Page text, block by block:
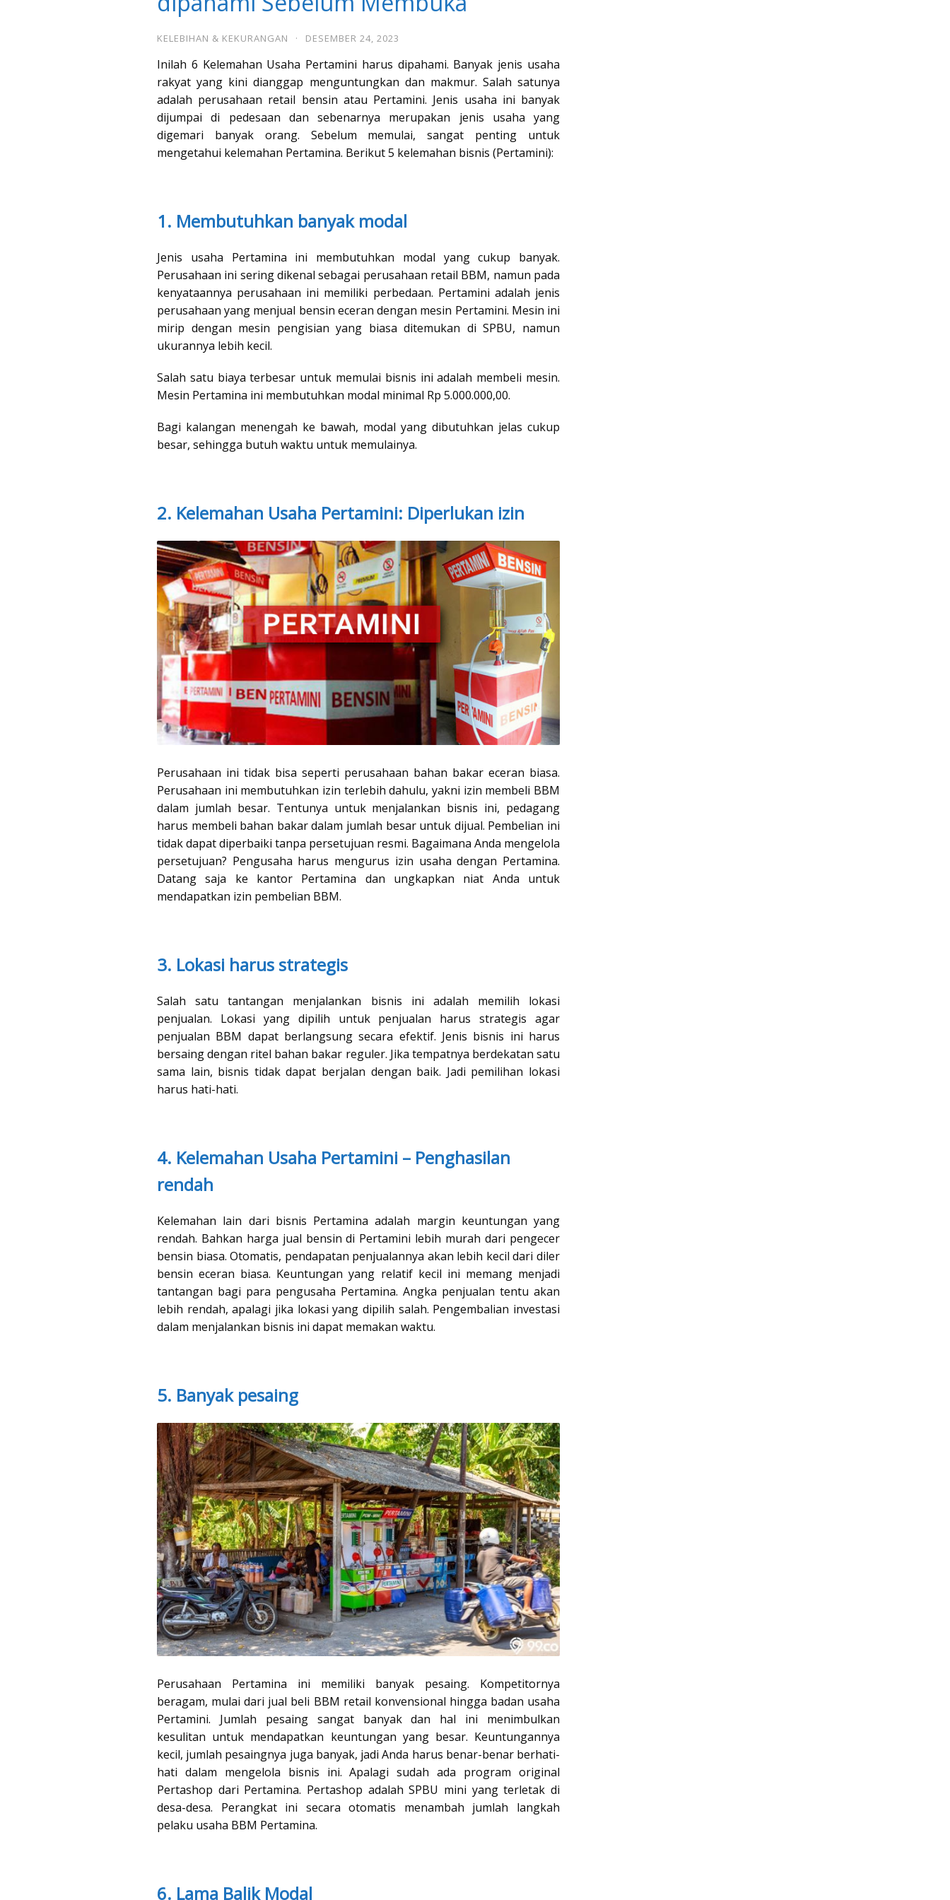
KELEBIHAN & KEKURANGAN · DESEMBER 24, 2023
Inilah 6 Kelemahan Usaha Pertamini harus dipahami. Banyak jenis usaha
rakyat yang kini dianggap menguntungkan dan makmur. Salah satunya
adalah perusahaan retail bensin atau Pertamini. Jenis usaha ini banyak
dijumpai di pedesaan dan sebenarnya merupakan jenis usaha yang
digemari banyak orang. Sebelum memulai, sangat penting untuk
mengetahui kelemahan Pertamina. Berikut 5 kelemahan bisnis (Pertamini):
1. Membutuhkan banyak modal
Jenis usaha Pertamina ini membutuhkan modal yang cukup banyak.
Perusahaan ini sering dikenal sebagai perusahaan retail BBM, namun pada
kenyataannya perusahaan ini memiliki perbedaan. Pertamini adalah jenis
perusahaan yang menjual bensin eceran dengan mesin Pertamini. Mesin ini
mirip dengan mesin pengisian yang biasa ditemukan di SPBU, namun
ukurannya lebih kecil.
Salah satu biaya terbesar untuk memulai bisnis ini adalah membeli mesin.
Mesin Pertamina ini membutuhkan modal minimal Rp 5.000.000,00.
Bagi kalangan menengah ke bawah, modal yang dibutuhkan jelas cukup
besar, sehingga butuh waktu untuk memulainya.
2. Kelemahan Usaha Pertamini: Diperlukan izin
Perusahaan ini tidak bisa seperti perusahaan bahan bakar eceran biasa.
Perusahaan ini membutuhkan izin terlebih dahulu, yakni izin membeli BBM
dalam jumlah besar. Tentunya untuk menjalankan bisnis ini, pedagang
harus membeli bahan bakar dalam jumlah besar untuk dijual. Pembelian ini
tidak dapat diperbaiki tanpa persetujuan resmi. Bagaimana Anda mengelola
persetujuan? Pengusaha harus mengurus izin usaha dengan Pertamina.
Datang saja ke kantor Pertamina dan ungkapkan niat Anda untuk
mendapatkan izin pembelian BBM.
3. Lokasi harus strategis
Salah satu tantangan menjalankan bisnis ini adalah memilih lokasi
penjualan. Lokasi yang dipilih untuk penjualan harus strategis agar
penjualan BBM dapat berlangsung secara efektif. Jenis bisnis ini harus
bersaing dengan ritel bahan bakar reguler. Jika tempatnya berdekatan satu
sama lain, bisnis tidak dapat berjalan dengan baik. Jadi pemilihan lokasi
harus hati-hati.
4. Kelemahan Usaha Pertamini – Penghasilan
rendah
Kelemahan lain dari bisnis Pertamina adalah margin keuntungan yang
rendah. Bahkan harga jual bensin di Pertamini lebih murah dari pengecer
bensin biasa. Otomatis, pendapatan penjualannya akan lebih kecil dari diler
bensin eceran biasa. Keuntungan yang relatif kecil ini memang menjadi
tantangan bagi para pengusaha Pertamina. Angka penjualan tentu akan
lebih rendah, apalagi jika lokasi yang dipilih salah. Pengembalian investasi
dalam menjalankan bisnis ini dapat memakan waktu.
5. Banyak pesaing
Perusahaan Pertamina ini memiliki banyak pesaing. Kompetitornya
beragam, mulai dari jual beli BBM retail konvensional hingga badan usaha
Pertamini. Jumlah pesaing sangat banyak dan hal ini menimbulkan
kesulitan untuk mendapatkan keuntungan yang besar. Keuntungannya
kecil, jumlah pesaingnya juga banyak, jadi Anda harus benar-benar berhati-
hati dalam mengelola bisnis ini. Apalagi sudah ada program original
Pertashop dari Pertamina. Pertashop adalah SPBU mini yang terletak di
desa-desa. Perangkat ini secara otomatis menambah jumlah langkah
pelaku usaha BBM Pertamina.
6. Lama Balik Modal